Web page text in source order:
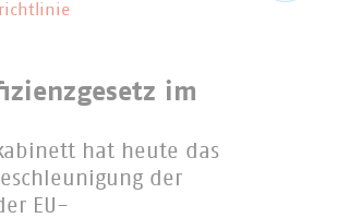
im
hat heute das
der
EU-